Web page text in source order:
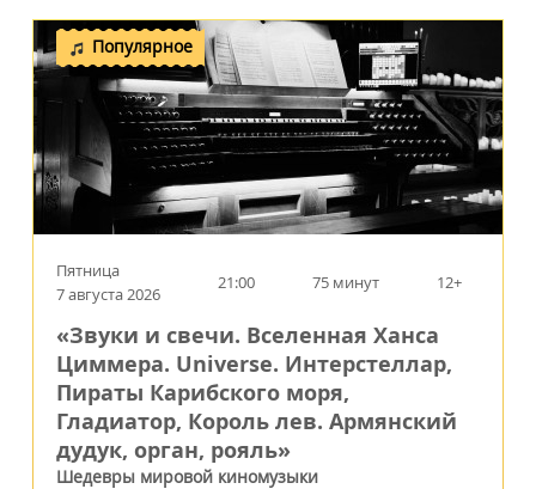
Популярное
Пятница
7 августа 2026
21:00 75 минут 12+
«Звуки и свечи. Вселенная Ханса
Циммера. Universe. Интерстеллар,
Пираты Карибского моря,
Гладиатор, Король лев. Армянский
дудук, орган, рояль»
Шедевры мировой киномузыки